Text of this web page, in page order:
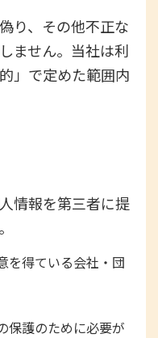
り、その他不正な
ません。当社は利
」で定めた範囲内
情報を第三者に提
を得ている会社・団
保護のために必要が